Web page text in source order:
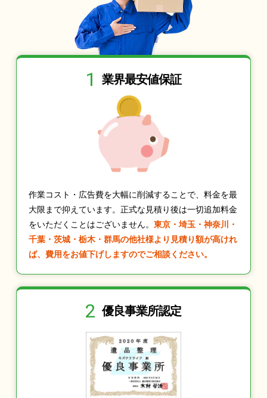
1 業界最安値保証
作業コスト・広告費を大幅に削減することで、料金を最
大限まで抑えています。正式な見積り後は一切追加料金
をいただくことはございません。 東京・埼玉・神奈川・
千葉・茨城・栃木・群馬の他社様より見積り額が高けれ
ば、費用をお値下げしますのでご相談ください。
2 優良事業所認定